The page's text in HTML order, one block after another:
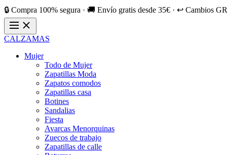
🔒 Compra 100% segura · 🚚 Envío gratis desde 35€ · ↩️ Cambios
CALZAMAS
Mujer
Todo de Mujer
Zapatillas Moda
Zapatos comodos
Zapatillas casa
Botines
Sandalias
Fiesta
Avarcas Menorquinas
Zuecos de trabajo
Zapatillas de calle